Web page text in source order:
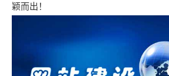
颖而出！